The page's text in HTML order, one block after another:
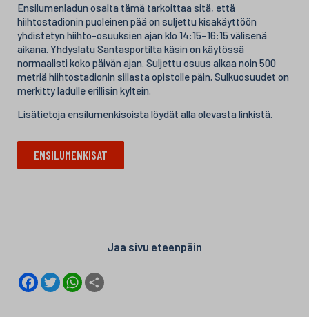
Ensilumenladun osalta tämä tarkoittaa sitä, että
hiihtostadionin puoleinen pää on suljettu kisakäyttöön
yhdistetyn hiihto-osuuksien ajan klo 14:15–16:15 välisenä
aikana. Yhdyslatu Santasportilta käsin on käytössä
normaalisti koko päivän ajan. Suljettu osuus alkaa noin 500
metriä hiihtostadionin sillasta opistolle päin. Sulkuosuudet on
merkitty ladulle erillisin kyltein.
Lisätietoja ensilumenkisoista löydät alla olevasta linkistä.
ENSILUMENKISAT
Jaa sivu eteenpäin
F
a
T
w
W
h